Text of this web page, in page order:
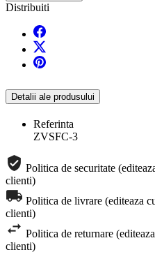
Distribuiti
Detalii ale produsului
Referinta
ZVSFC-3
Politica de securitate
clienti)
Politica de livrare (editeaza
clienti)
Politica de returnare
clienti)